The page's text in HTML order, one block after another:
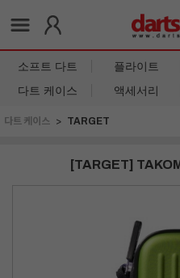
소프트 다트 플라이트
다트 케이스
액세서리
다트 케이스 TARGET
[TARGET]